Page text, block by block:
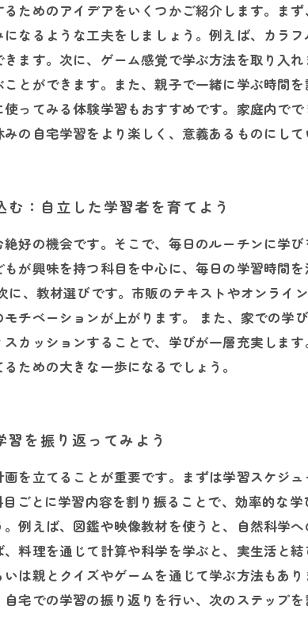
ためのアイデアをいくつかご紹介します。ま
なるような工夫をしましょう。例えば、カラ
ます。次に、ゲーム感覚で学ぶ方法を取り入
とができます。また、親子で一緒に学ぶ時間
ってみる体験学習もおすすめです。家庭内で
の自宅学習をより楽しく、意義あるものにして
：自立した学習者を育てよう
好の機会です。そこで、毎日のルーチンに学
が興味を持つ科目を中心に、毎日の学習時間
、教材選びです。市販のテキストやオンライ
チベーションが上がります。 また、家での
カッションすることで、学びが一層充実しま
ための大きな一歩になるでしょう。
を振り返ってみよう
を立てることが重要です。まずは学習スケジ
ごとに学習内容を割り振ることで、効率的な
例えば、図鑑や映像教材を使うと、自然科学
料理を通じて計算や科学を学ぶと、実生活と
は親とクイズやゲームを通じて学ぶ方法もあ
宅での学習の振り返りを行い、次のステップを